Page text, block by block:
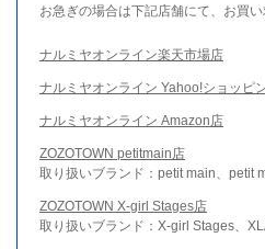
お急ぎの場合は下記店舗にて、お買い
ナルミヤオンライン楽天市場店
ナルミヤオンライン Yahoo!ショッピ
ナルミヤオンライン Amazon店
ZOZOTOWN petitmain店
取り扱いブランド：petit main、petit
ZOZOTOWN X-girl Stages店
取り扱いブランド：X-girl Stages、